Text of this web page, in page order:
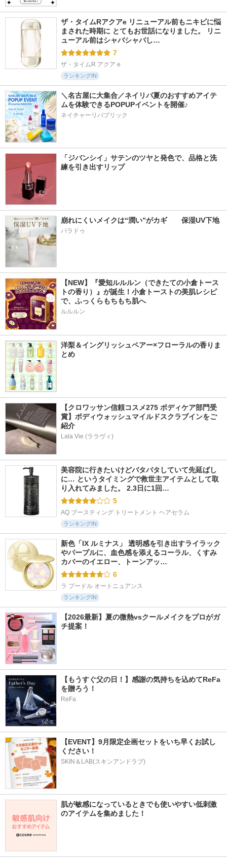
ザ・タイムRアクアe リニューアル前もニキビに悩
まされた時期に とてもお世話になりました。 リニ
ューアル前はシャバシャバし…
7
ザ・タイムR アクア e
ランキングIN
＼名古屋に大集合／ネイリパ夏のおすすめアイテ
ムを体験できるPOPUPイベントを開催♪
ネイチャーリパブリック
「ジバンシイ」サテンのツヤと発色で、品格と洗
練を引き出すリップ
崩れにくいメイクは“潤い”がカギ　　保湿UV下地
パラドゥ
【NEW】『愛知ルルルン（できたての小倉トース
トの香り）』が誕生！小倉トーストの美肌レシピ
で、ふっくらもちもち肌へ
ルルルン
洋梨＆イングリッシュペアー×フローラルの香りま
とめ
【クロワッサン信頼コスメ275 ボディケア部門受
賞】ボディウォッシュマイルドスクラブインをご
紹介
Lala Vie (ララヴィ)
美容院に行きたいけどバタバタしていて先延ばし
に… というタイミングで救世主アイテムとして取
り入れてみました。 2.3日に1回…
5
AQ ブースティング トリートメント ヘアセラム
ランキングIN
新色「IX ルミナス」 透明感を引き出すライラック
やパープルに、血色感を添えるコーラル、くすみ
カバーのイエロー、トーンアッ…
6
ラ プードル オートニュアンス
ランキングIN
【2026最新】夏の微熱vsクールメイクをプロがガ
チ提案！
【もうすぐ父の日！】感謝の気持ちを込めてReFa
を贈ろう！
ReFa
【EVENT】9月限定企画セットをいち早くお試し
ください！
SKIN＆LAB(スキンアンドラブ)
肌が敏感になっているときでも使いやすい低刺激
のアイテムを集めました！